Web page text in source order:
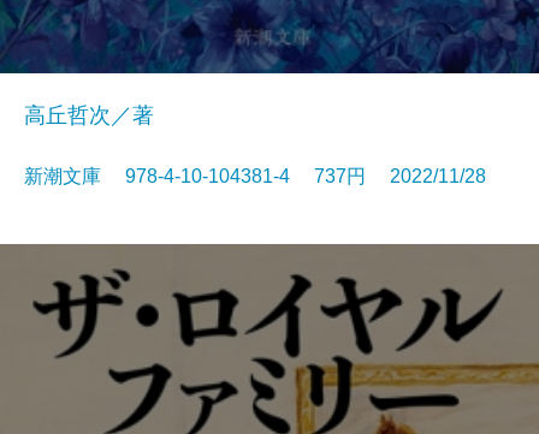
高丘哲次／著
新潮文庫 978-4-10-104381-4 737円 2022/11/28